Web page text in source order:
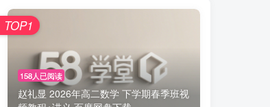
158人已阅读
赵礼显 2026年高二数学 下学期春季班视
TOP1